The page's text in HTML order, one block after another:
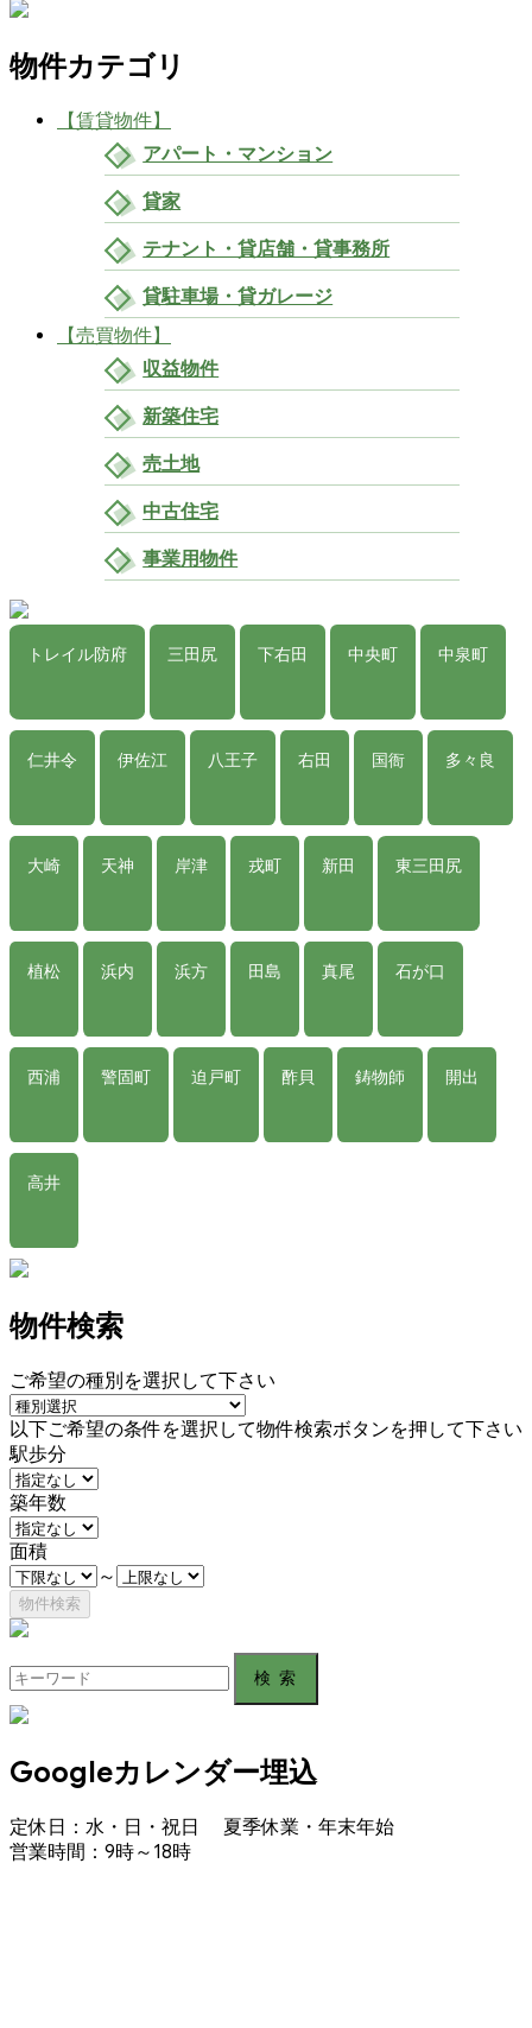
物件カテゴリ
【賃貸物件】
アパート・マンション
貸家
テナント・貸店舗・貸事務所
貸駐車場・貸ガレージ
【売買物件】
収益物件
新築住宅
売土地
中古住宅
事業用物件
トレイル防府 三田尻 下右田 中央町 中泉町
仁井令 伊佐江 八王子 右田 国衙 多々良
大崎 天神 岸津 戎町 新田 東三田尻
植松 浜内 浜方 田島 真尾 石が口
西浦 警固町 迫戸町 酢貝 鋳物師 開出
高井
物件検索
ご希望の種別を選択して下さい
以下ご希望の条件を選択して物件検索ボタンを押して下さい
駅歩分
築年数
面積
～
for:
Googleカレンダー埋込
定休日：水・日・祝日 夏季休業・年末年始
営業時間：9時～18時